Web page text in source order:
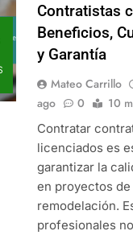
Contratistas
Beneficios,
y Garantía
Mateo Carrillo
ago
0 10
Contratar
licenciados es
garantizar la
en proyectos
remodelación.
profesionales